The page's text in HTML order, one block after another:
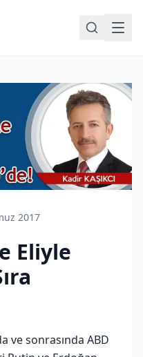
2017
Eliyle
ve sonrasında ABD